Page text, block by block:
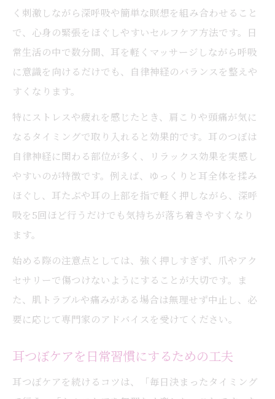
く刺激しながら深呼吸や簡単な瞑想を組み合わせること
で、心身の緊張をほぐしやすいセルフケア方法です。日
常生活の中で数分間、耳を軽くマッサージしながら呼吸
に意識を向けるだけでも、自律神経のバランスを整えや
すくなります。
特にストレスや疲れを感じたとき、肩こりや頭痛が気に
なるタイミングで取り入れると効果的です。耳のつぼは
自律神経に関わる部位が多く、リラックス効果を実感し
やすいのが特徴です。例えば、ゆっくりと耳全体を揉み
ほぐし、耳たぶや耳の上部を指で軽く押しながら、深呼
吸を5回ほど行うだけでも気持ちが落ち着きやすくなり
ます。
始める際の注意点としては、強く押しすぎず、爪やアク
セサリーで傷つけないようにすることが大切です。ま
た、肌トラブルや痛みがある場合は無理せず中止し、必
要に応じて専門家のアドバイスを受けてください。
耳つぼケアを日常習慣にするための工夫
耳つぼケアを続けるコツは、「毎日決まったタイミング